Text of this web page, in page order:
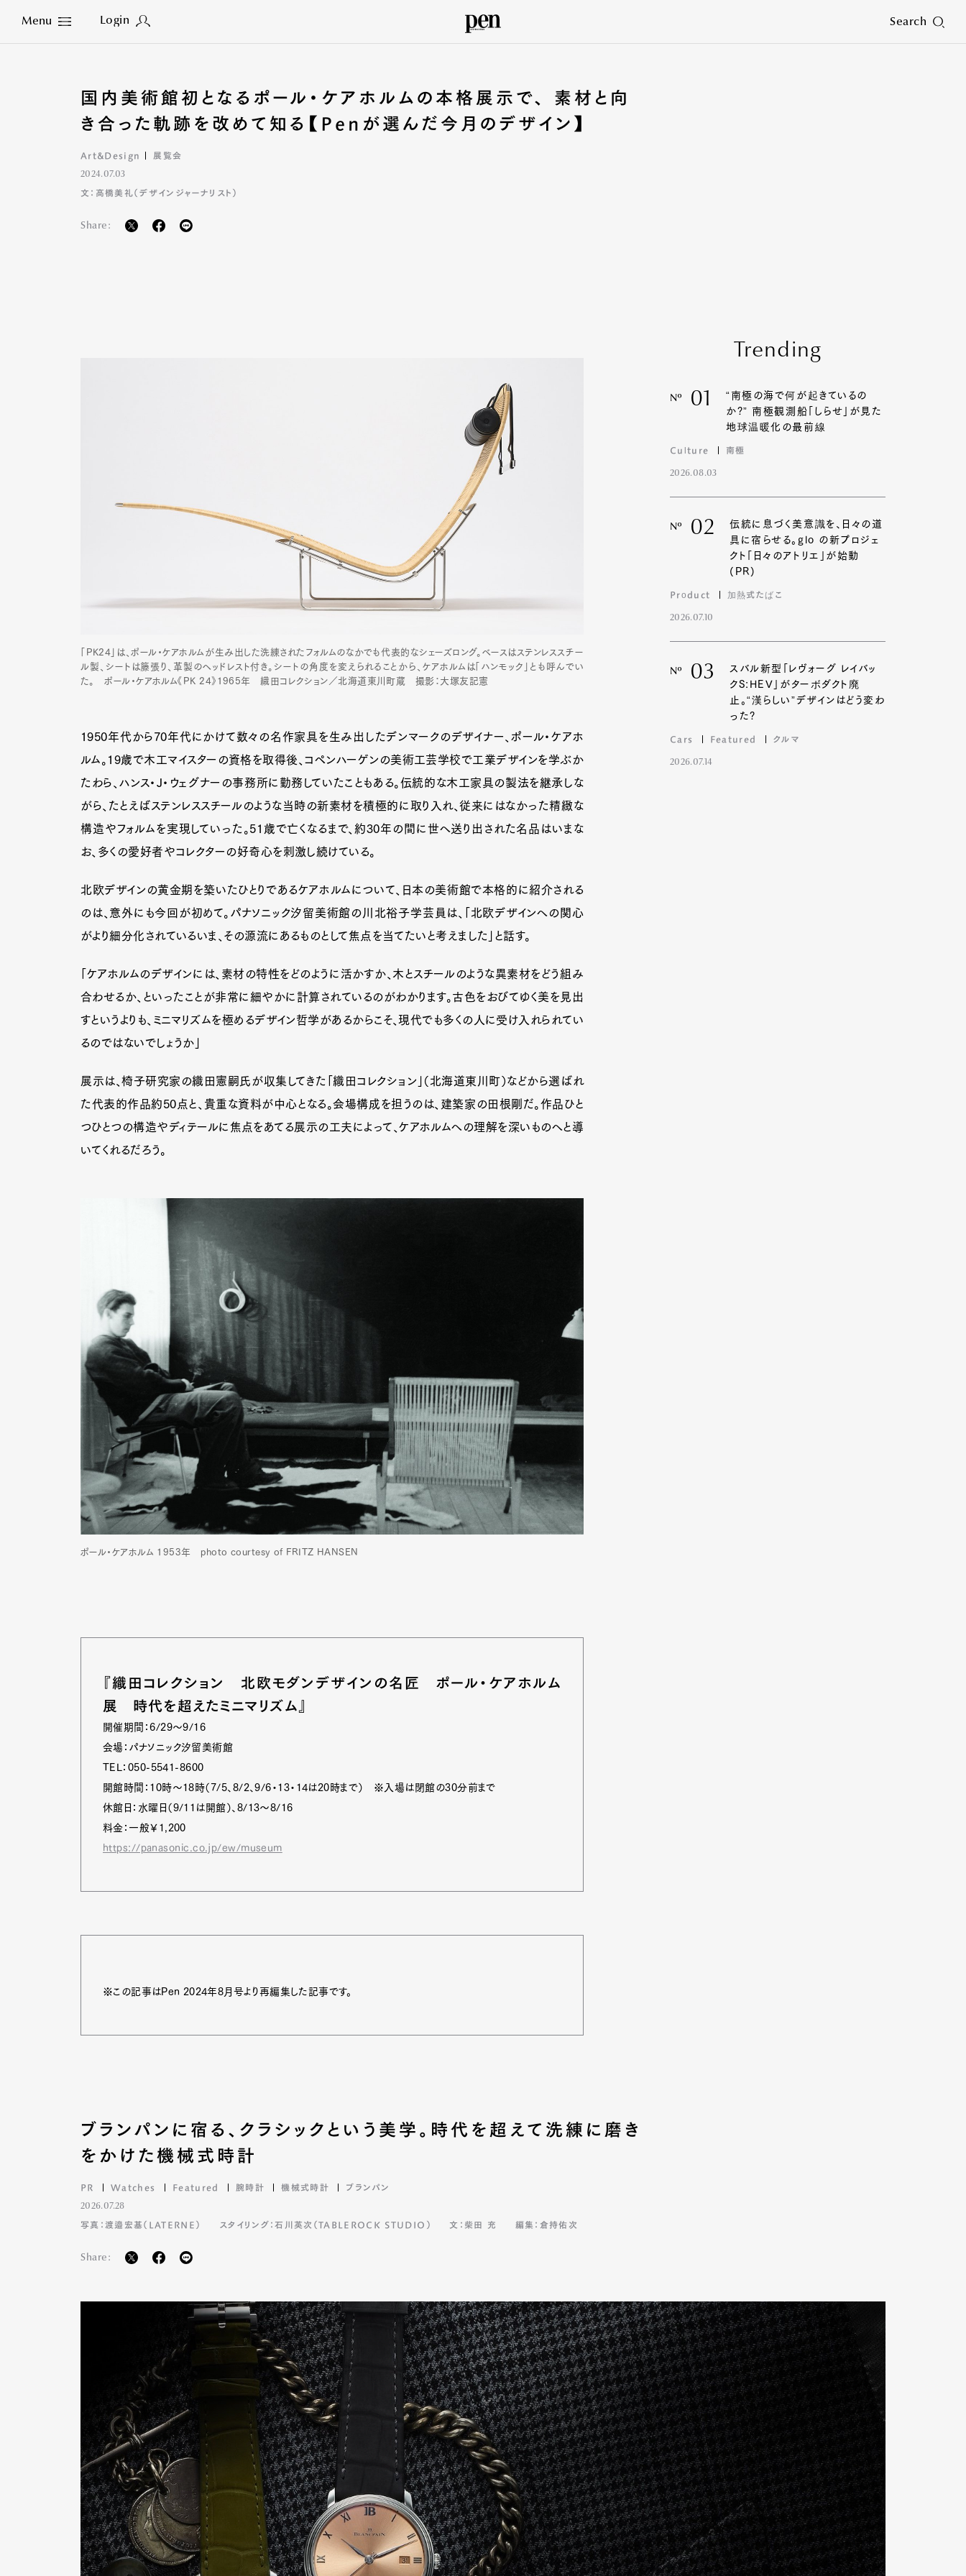
Menu Login Search
Close
Art&Design Watch
Fashion
国内美術館初となるポール・ケアホルムの本格展示で、 素材と向
き合った軌跡を改めて知る【Penが選んだ今月のデザイン】
Art&Design 展覧会
2024.07.03
文：高橋美礼（デザインジャーナリスト）
Share:
「PK24」は、ポール・ケアホルムが生み出した洗練されたフォルムのなかでも代表的なシェーズロング。ベースはステンレススチー
ル製、シートは籐張り、革製のヘッドレスト付き。シートの角度を変えられることから、ケアホルムは「ハンモック」とも呼んでい
た。 ポール・ケアホルム《PK 24》1965年 織田コレクション／北海道東川町蔵 撮影：大塚友記憲
1950年代から70年代にかけて数々の名作家具を生み出したデンマークのデザイナー、ポール・ケアホ
ルム。19歳で木工マイスターの資格を取得後、コペンハーゲンの美術工芸学校で工業デザインを学ぶか
たわら、ハンス・J・ウェグナーの事務所に勤務していたこともある。伝統的な木工家具の製法を継承しな
がら、たとえばステンレススチールのような当時の新素材を積極的に取り入れ、従来にはなかった精緻な
構造やフォルムを実現していった。51歳で亡くなるまで、約30年の間に世へ送り出された名品はいまな
お、多くの愛好者やコレクターの好奇心を刺激し続けている。
北欧デザインの黄金期を築いたひとりであるケアホルムについて、日本の美術館で本格的に紹介される
のは、意外にも今回が初めて。パナソニック汐留美術館の川北裕子学芸員は、「北欧デザインへの関心
がより細分化されているいま、その源流にあるものとして焦点を当てたいと考えました」と話す。
「ケアホルムのデザインには、素材の特性をどのように活かすか、木とスチールのような異素材をどう組み
合わせるか、といったことが非常に細やかに計算されているのがわかります。古色をおびてゆく美を見出
すというよりも、ミニマリズムを極めるデザイン哲学があるからこそ、現代でも多くの人に受け入れられてい
るのではないでしょうか」
展示は、椅子研究家の織田憲嗣氏が収集してきた「織田コレクション」（北海道東川町）などから選ばれ
た代表的作品約50点と、貴重な資料が中心となる。会場構成を担うのは、建築家の田根剛だ。作品ひと
つひとつの構造やディテールに焦点をあてる展示の工夫によって、ケアホルムへの理解を深いものへと導
いてくれるだろう。
ポール・ケアホルム 1953年 photo courtesy of FRITZ HANSEN
『織田コレクション 北欧モダンデザインの名匠 ポール・ケアホルム
展 時代を超えたミニマリズム』
開催期間：6/29～9/16
会場：パナソニック汐留美術館
TEL：050-5541-8600
開館時間：10時～18時（7/5、8/2、9/6・13・14は20時まで） ※入場は閉館の30分前まで
休館日：水曜日（9/11は開館）、8/13～8/16
料金：一般￥1,200
https://panasonic.co.jp/ew/museum
※この記事はPen 2024年8月号より再編集した記事です。
Trending
Nº 01
“南極の海で何が起きているの
か?” 南極観測船「しらせ」が見た
地球温暖化の最前線
Culture 南極
2026.08.03
Nº 02
伝統に息づく美意識を、日々の道
具に宿らせる。glo の新プロジェ
クト「日々のアトリエ」が始動
(PR)
Product 加熱式たばこ
2026.07.10
Nº 03
スバル新型「レヴォーグ レイバッ
クS:HEV」がターボダクト廃
止。“漢らしい”デザインはどう変わ
った?
Cars Featured クルマ
2026.07.14
ブランパンに宿る、クラシックという美学。時代を超えて洗練に磨き
をかけた機械式時計
PR Watches Featured 腕時計 機械式時計 ブランパン
2026.07.28
写真：渡邉宏基（LATERNE） スタイリング：石川英次（TABLEROCK STUDIO） 文：柴田 充 編集：倉持佑次
Share: